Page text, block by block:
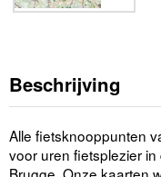
Beschrijving
Alle fietsknooppunten
voor uren fietsplezier